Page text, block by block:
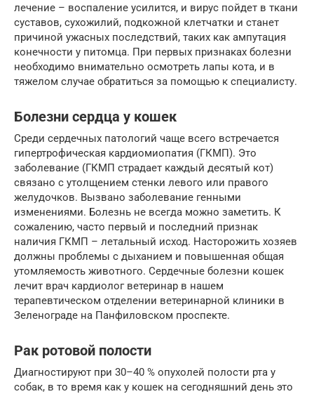
лечение – воспаление усилится, и вирус пойдет в ткани
суставов, сухожилий, подкожной клетчатки и станет
причиной ужасных последствий, таких как ампутация
конечности у питомца. При первых признаках болезни
необходимо внимательно осмотреть лапы кота, и в
тяжелом случае обратиться за помощью к специалисту.
Болезни сердца у кошек
Среди сердечных патологий чаще всего встречается
гипертрофическая кардиомиопатия (ГКМП). Это
заболевание (ГКМП страдает каждый десятый кот)
связано с утолщением стенки левого или правого
желудочков. Вызвано заболевание генными
изменениями. Болезнь не всегда можно заметить. К
сожалению, часто первый и последний признак
наличия ГКМП – летальный исход. Насторожить хозяев
должны проблемы с дыханием и повышенная общая
утомляемость животного. Сердечные болезни кошек
лечит врач кардиолог ветеринар в нашем
терапевтическом отделении ветеринарной клиники в
Зеленограде на Панфиловском проспекте.
Рак ротовой полости
Диагностируют при 30–40 % опухолей полости рта у
собак, в то время как у кошек на сегодняшний день это